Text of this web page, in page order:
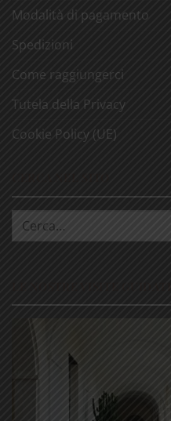
Modalità di pagamento
Spedizioni
Come raggiungerci
Tutela della Privacy
Cookie Policy (UE)
Cerca: